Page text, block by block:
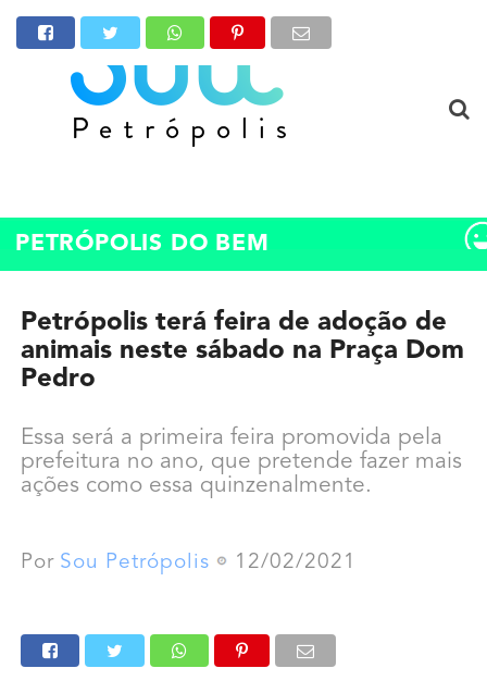
PETRÓPOLIS DO BEM
Petrópolis terá feira de adoção de
animais neste sábado na Praça Dom
Pedro
Essa será a primeira feira promovida pela
prefeitura no ano, que pretende fazer mais
ações como essa quinzenalmente.
Por Sou Petrópolis 12/02/2021